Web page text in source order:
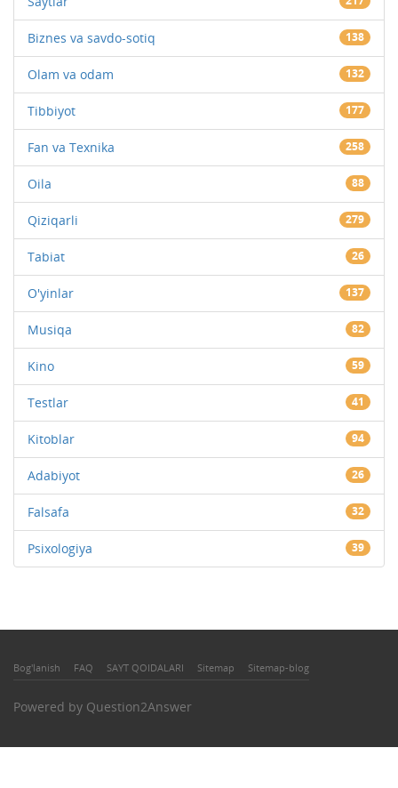
Biznes va savdo-sotiq 138
Olam va odam 132
Tibbiyot 177
Fan va Texnika 258
Oila 88
Qiziqarli 279
Tabiat 26
O'yinlar 137
Musiqa 82
Kino 59
Testlar 41
Kitoblar 94
Adabiyot 26
Falsafa 32
Psixologiya 39
Bog'lanish FAQ SAYT QOIDALARI Sitemap Sitemap-blog
Powered by Question2Answer